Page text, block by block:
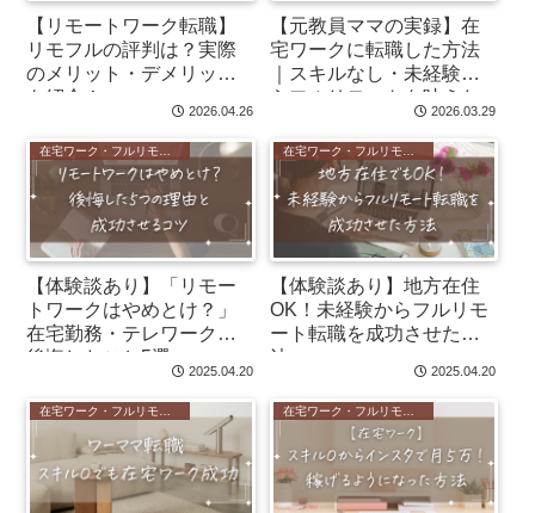
【リモートワーク転職】
リモフルの評判は？実際
のメリット・デメリット
も紹介！
2026.04.26
【元教員ママの実録】在
宅ワークに転職した方法
｜スキルなし・未経験か
らフルリモートを叶えた
2026.03.29
【体験談あり】「リモー
トワークはやめとけ？」
在宅勤務・テレワークで
後悔したこと5選
2025.04.20
【体験談あり】地方在住
OK！未経験からフルリモ
ート転職を成功させた方
法
2025.04.20